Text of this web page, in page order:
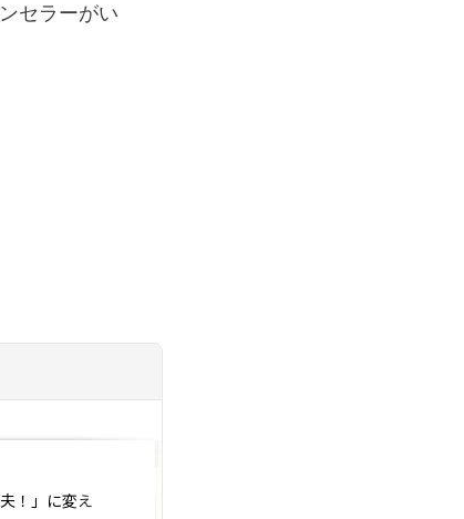
セラーがい
！」に変え